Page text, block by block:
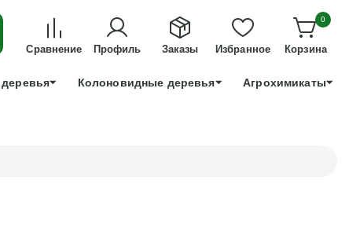
ДЛЯ ТЕХ, КТО УСПЕЕТ!
+7 991 898 83 30
Сравнение Профиль Заказы Избранное
0
Корзина
Колоновидные деревья Агрохимикаты